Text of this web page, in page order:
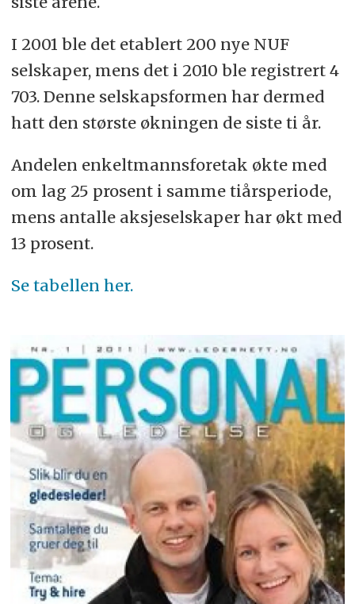
I 2001 ble det etablert 200 nye NUF
selskaper, mens det i 2010 ble registrert 4
703. Denne selskapsformen har dermed
hatt den største økningen de siste ti år.
Andelen enkeltmannsforetak økte med
om lag 25 prosent i samme tiårsperiode,
mens antalle aksjeselskaper har økt med
13 prosent.
Se tabellen her.